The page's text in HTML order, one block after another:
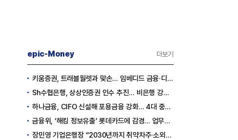
epic-Money 더보기
키움증권, 트래블월렛과 맞손… 임베디드 금융·디지털 자산 신사업 추진
Sh수협은행, 상상인증권 인수 추진… 비은행 강화 ‘금융그룹’ 도약 발판
하나금융, CIFO 신설해 포용금융 강화… 4대 중심축 중심 상반기 목표 60% 달성
금융위, ‘해킹 정보유출’ 롯데카드에 감경... 업무정지 1.5개월
장민영 기업은행장 “2030년까지 취약차주·소외계층에 30조원 지원”